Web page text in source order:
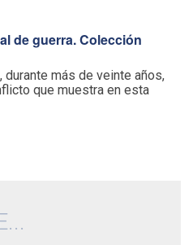
de guerra. Colección
durante más de veinte años,
que muestra en esta